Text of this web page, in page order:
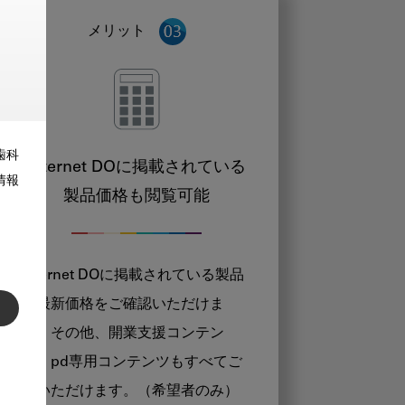
科
報
メリット
Internet DOに掲載されている
製品価格も閲覧可能
Internet DOに掲載されている製品
の最新価格をご確認いただけま
す。その他、開業支援コンテン
ツ、pd専用コンテンツもすべてご
覧いただけます。（希望者のみ）